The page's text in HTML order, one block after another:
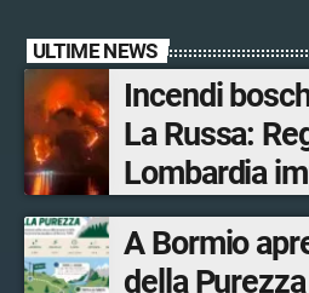
ULTIME NEWS
Incendi
La Russa:
Lombardia
fronti, 48
tra le
A Bormio apre il
della